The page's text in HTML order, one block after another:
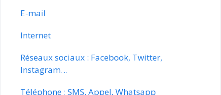
E-mail
Internet
Réseaux sociaux : Facebook, Twitter,
Instagram…
Téléphone : SMS, Appel, Whatsapp